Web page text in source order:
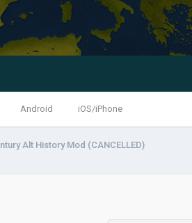
Android iOS/iPhone
Alt History Mod (CANCELLED)